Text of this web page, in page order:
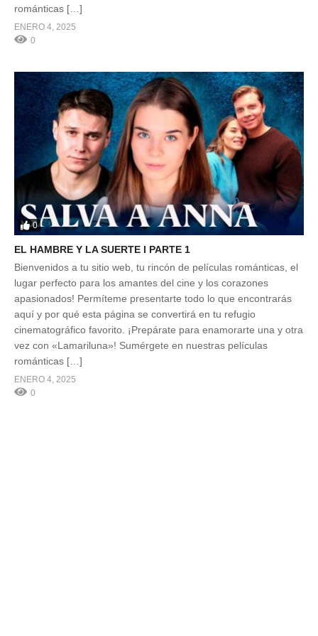
románticas […]
ENERO 4, 2025
0
0
EL HAMBRE Y LA SUERTE l PARTE 1
Bienvenidos a tu sitio web, tu rincón de películas románticas, el
lugar perfecto para los amantes del cine y los corazones
apasionados! Permíteme presentarte todo lo que encontrarás
aquí y por qué esta página se convertirá en tu refugio
cinematográfico favorito. ¡Prepárate para enamorarte una y otra
vez con «Lamariluna»! Sumérgete en nuestras películas
románticas […]
ENERO 4, 2025
0